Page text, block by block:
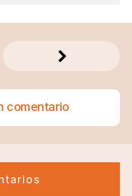
comentario